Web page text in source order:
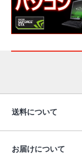
送料について
お届けについて